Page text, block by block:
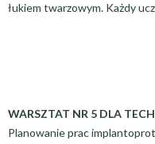
łukiem twarzowym. Każdy
WARSZTAT NR 5 DLA
Planowanie prac